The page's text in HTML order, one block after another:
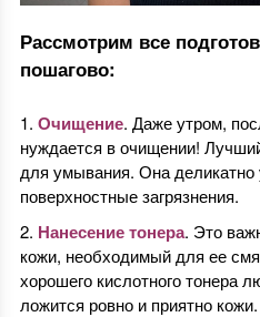
Рассмотрим все
пошагово:
Очищение. Даже утром,
нуждается в очищении!
для умывания. Она деликатно
поверхностные загрязнения.
Нанесение тонера. Это
кожи, необходимый для ее
хорошего кислотного тонера
ложится ровно и приятно кожи.